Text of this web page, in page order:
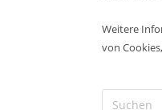
Weitere
von